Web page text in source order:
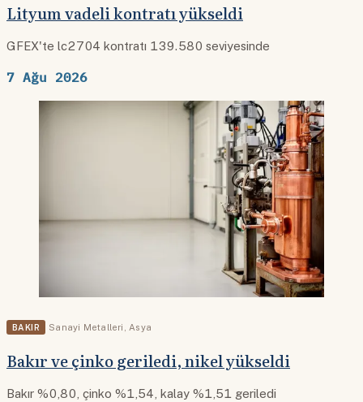
Lityum vadeli kontratı yükseldi
GFEX'te lc2704 kontratı 139.580 seviyesinde
7 Ağu 2026
BAKIR Sanayi Metalleri Asya
Bakır ve çinko geriledi, nikel yükseldi
Bakır %0,80, çinko %1,54, kalay %1,51 geriledi